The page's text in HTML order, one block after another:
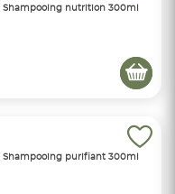
Shampooing nutrition 300ml
Shampooing purifiant 300ml